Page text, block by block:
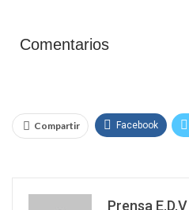
Comentarios
Compartir Facebook
Prensa E.D.V